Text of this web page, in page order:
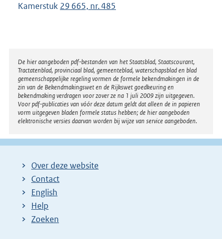
:
Kamerstuk 29 665, nr. 485
Disclaimer
De hier aangeboden pdf-bestanden van het Staatsblad, Staatscourant,
Tractatenblad, provinciaal blad, gemeenteblad, waterschapsblad en blad
gemeenschappelijke regeling vormen de formele bekendmakingen in de
zin van de Bekendmakingswet en de Rijkswet goedkeuring en
bekendmaking verdragen voor zover ze na 1 juli 2009 zijn uitgegeven.
Voor pdf-publicaties van vóór deze datum geldt dat alleen de in papieren
vorm uitgegeven bladen formele status hebben; de hier aangeboden
elektronische versies daarvan worden bij wijze van service aangeboden.
Over deze website
Contact
English
Help
Zoeken